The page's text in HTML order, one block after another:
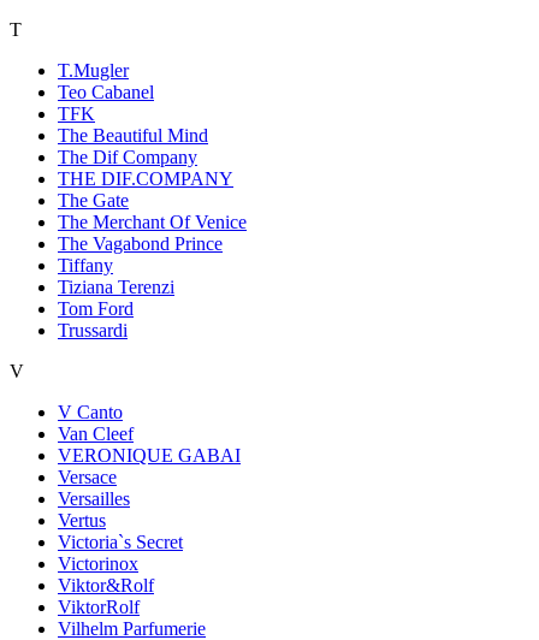
T
T.Mugler
Teo Cabanel
TFK
The Beautiful Mind
The Dif Company
THE DIF.COMPANY
The Gate
The Merchant Of Venice
The Vagabond Prince
Tiffany
Tiziana Terenzi
Tom Ford
Trussardi
V
V Canto
Van Cleef
VERONIQUE GABAI
Versace
Versailles
Vertus
Victoria`s Secret
Victorinox
Viktor&Rolf
ViktorRolf
Vilhelm Parfumerie